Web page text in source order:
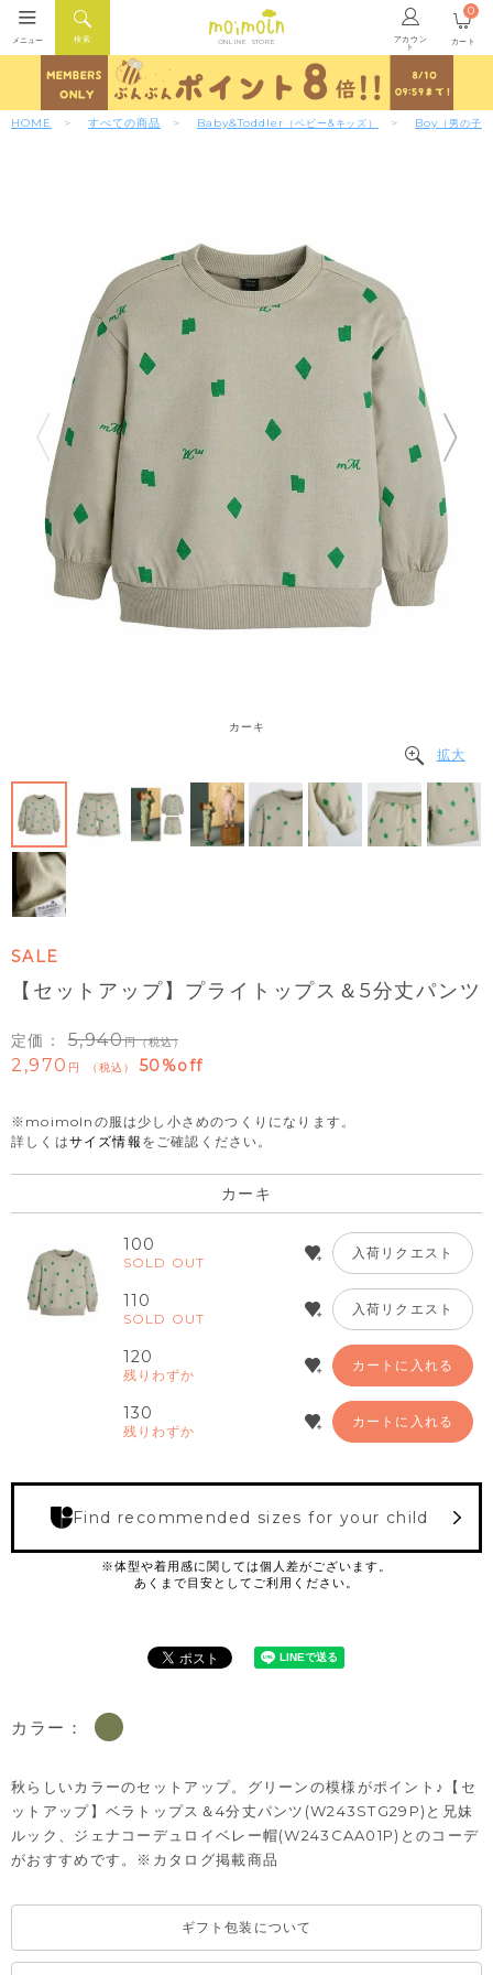
ONLINE STORE アカウン
ト
検索
メニュー カート
0
HOME すべての商品 Baby&Toddler （ベビー&キッズ） Boy （男の子）
カーキ
拡大
SALE
【セットアップ】プライトップス＆5分丈パンツ
定価： 5,940 （税込）
2,970 税込 50%off
※moimolnの服は少し小さめのつくりになります。
詳しくはサイズ情報 をご確認ください。
カーキ
100
SOLD OUT
入荷リクエスト
110
SOLD OUT
入荷リクエスト
120
残りわずか
カートに入れる
130
残りわずか
カートに入れる
Find recommended sizes for your child
カラー：
秋らしいカラーのセットアップ。グリーンの模様がポイント♪【セ
ットアップ】ベラトップス＆4分丈パンツ(W243STG29P)と兄妹
ルック、ジェナコーデュロイベレー帽(W243CAA01P)とのコーデ
がおすすめです。※カタログ掲載商品
ギフト包装について